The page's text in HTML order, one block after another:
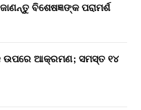
ବିଶେଷଜ୍ଞଙ୍କ ପରାମର୍ଶ
ଉପରେ ଆକ୍ରମଣ; ସମସ୍ତ ୧୪